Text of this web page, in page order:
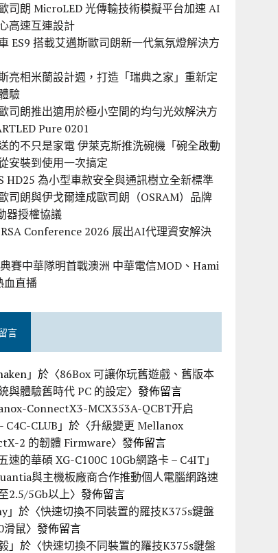
司朗 MicroLED 光傳輸技術模擬平台加速 AI
高速互連設計
ES9 搭載艾邁斯歐司朗新一代氣氛燈解決方
亮相米蘭設計週，打造「瑞典之家」重新定
驗
司朗推出適用於極小空間的均勻光效解決方
Pure 0201
的不只是家電 伊萊克斯推洗碗機「碗全啟動
安裝到使用一次搞定
HD25 為小型車款安全與通訊樹立全新標準
司朗與伊戈爾達成歐司朗（OSRAM）品牌
器授權協議
Conference 2026 展出AI代理資安解決
賽中華隊明首戰澳洲 中華電信MOD、Hami
血直播
言
」於〈86Box 可讓你玩舊遊戲、舊版本
與體驗舊時代 PC 的設定〉發佈留言
ConnectX3-MCX353A-QCBT开启
C4C-CLUB 」於〈升級變更 Mellanox
2 的韌體 Firmware〉發佈留言
速的華碩 XG-C100C 10Gb網路卡 – C4IT」
與主機板廠商合作推動個人電腦網路速
2.5/5Gb以上〉發佈留言
」於〈快速切換不同裝置的羅技K375s鍵盤
滑鼠〉發佈留言
」於〈快速切換不同裝置的羅技K375s鍵盤